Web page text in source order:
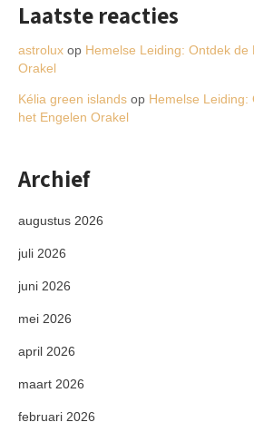
Laatste reacties
astrolux op Hemelse Leiding: Ontdek de
Orakel
Kélia green islands op Hemelse Leiding:
het Engelen Orakel
Archief
augustus 2026
juli 2026
juni 2026
mei 2026
april 2026
maart 2026
februari 2026